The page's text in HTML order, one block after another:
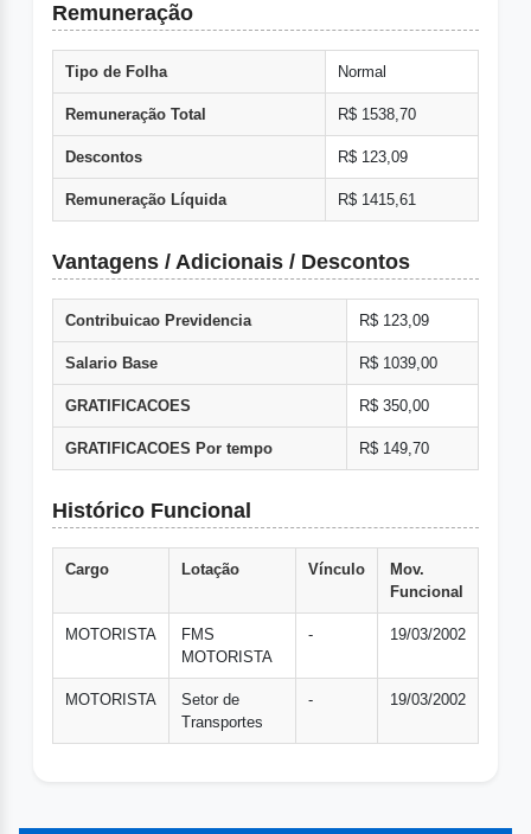
Remuneração
Tipo de Folha Normal
Remuneração Total R$ 1538,70
Descontos R$ 123,09
Remuneração Líquida R$ 1415,61
Vantagens / Adicionais / Descontos
Contribuicao Previdencia R$ 123,09
Salario Base R$ 1039,00
GRATIFICACOES R$ 350,00
GRATIFICACOES Por tempo R$ 149,70
Histórico Funcional
Cargo Lotação Vínculo
Mov.
Funcional
MOTORISTA
FMS
MOTORISTA
- 19/03/2002
MOTORISTA
Setor de
Transportes
- 19/03/2002